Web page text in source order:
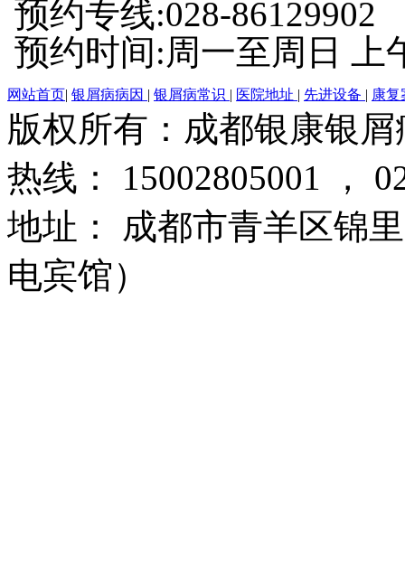
预约专线:028-86129902
预约时间:周一至周日 上
网站首页| 银屑病病因 | 银屑病常识 | 医院地址 | 先进设备 | 康
版权所有：成都银康银
热线： 15002805001 ，
地址： 成都市青羊区锦
电宾馆）